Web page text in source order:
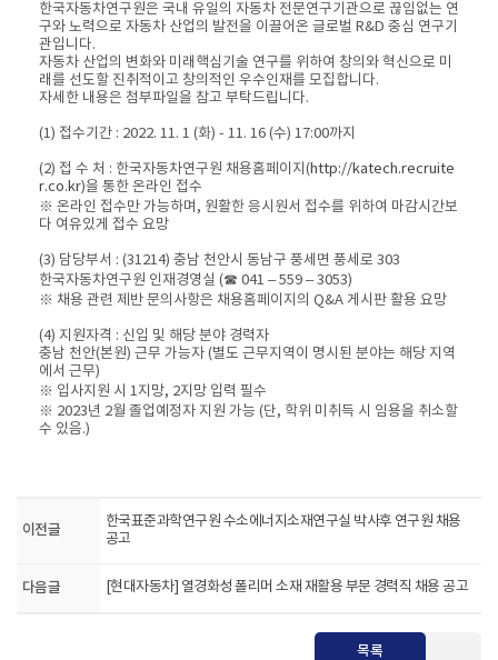
한국자동차연구원은 국내 유일의 자동차 전문연구기관으로 끊임없는 연
구와 노력으로 자동차 산업의 발전을 이끌어온 글로벌 R&D 중심 연구기
관입니다.
자동차 산업의 변화와 미래핵심기술 연구를 위하여 창의와 혁신으로 미
래를 선도할 진취적이고 창의적인 우수인재를 모집합니다.
자세한 내용은 첨부파일을 참고 부탁드립니다.
(1) 접수기간 : 2022. 11. 1 (화) - 11. 16 (수) 17:00까지
(2) 접 수 처 : 한국자동차연구원 채용홈페이지(http://katech.recruite
r.co.kr)을 통한 온라인 접수
※ 온라인 접수만 가능하며, 원활한 응시원서 접수를 위하여 마감시간보
다 여유있게 접수 요망
(3) 담당부서 : (31214) 충남 천안시 동남구 풍세면 풍세로 303
한국자동차연구원 인재경영실 (☎ 041 – 559 – 3053)
※ 채용 관련 제반 문의사항은 채용홈페이지의 Q&A 게시판 활용 요망
(4) 지원자격 : 신입 및 해당 분야 경력자
충남 천안(본원) 근무 가능자 (별도 근무지역이 명시된 분야는 해당 지역
에서 근무)
※ 입사지원 시 1지망, 2지망 입력 필수
※ 2023년 2월 졸업예정자 지원 가능 (단, 학위 미취득 시 임용을 취소할
수 있음.)
이전글
한국표준과학연구원 수소에너지소재연구실 박사후 연구원 채용
공고
다음글 [현대자동차] 열경화성 폴리머 소재 재활용 부문 경력직 채용 공고
목록